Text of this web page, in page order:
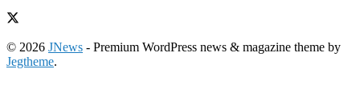
© 2026 JNews - Premium WordPress news & magazine theme by
Jegtheme.